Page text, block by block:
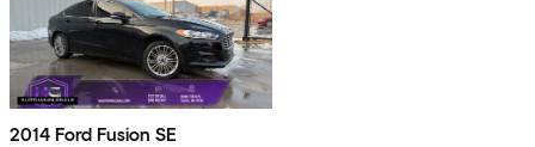
2014 Ford Fusion SE